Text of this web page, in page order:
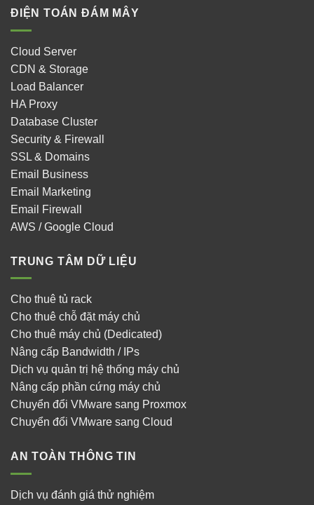
ĐIỆN TOÁN ĐÁM MÂY
Cloud Server
CDN & Storage
Load Balancer
HA Proxy
Database Cluster
Security & Firewall
SSL & Domains
Email Business
Email Marketing
Email Firewall
AWS / Google Cloud
TRUNG TÂM DỮ LIỆU
Cho thuê tủ rack
Cho thuê chỗ đặt máy chủ
Cho thuê máy chủ (Dedicated)
Nâng cấp Bandwidth / IPs
Dịch vụ quản trị hệ thống máy chủ
Nâng cấp phần cứng máy chủ
Chuyển đổi VMware sang Proxmox
Chuyển đổi VMware sang Cloud
AN TOÀN THÔNG TIN
Dịch vụ đánh giá thử nghiệm